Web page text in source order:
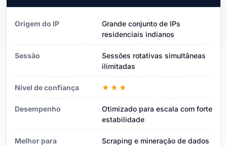
Origem do IP
Grande conjunto de IPs
residenciais indianos
Sessão
Sessões rotativas simultâneas
ilimitadas
Nível de confiança ★★★
Desempenho
Otimizado para escala com forte
estabilidade
Melhor para
Scraping e mineração de dados